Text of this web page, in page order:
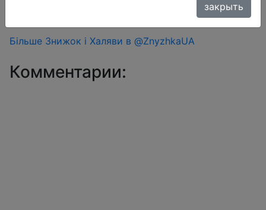
Більше Знижок і Халяви в @ZnyzhkaUA
Комментарии:
закрыть